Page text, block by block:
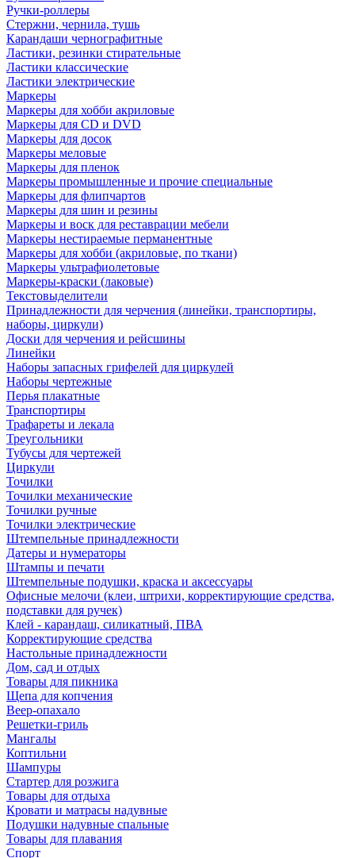
Ручки-роллеры
Стержни, чернила, тушь
Карандаши чернографитные
Ластики, резинки стирательные
Ластики классические
Ластики электрические
Маркеры
Маркеры для хобби акриловые
Маркеры для CD и DVD
Маркеры для досок
Маркеры меловые
Маркеры для пленок
Маркеры промышленные и прочие специальные
Маркеры для флипчартов
Маркеры для шин и резины
Маркеры и воск для реставрации мебели
Маркеры нестираемые перманентные
Маркеры для хобби (акриловые, по ткани)
Маркеры ультрафиолетовые
Маркеры-краски (лаковые)
Текстовыделители
Принадлежности для черчения (линейки, транспортиры,
наборы, циркули)
Доски для черчения и рейсшины
Линейки
Наборы запасных грифелей для циркулей
Наборы чертежные
Перья плакатные
Транспортиры
Трафареты и лекала
Треугольники
Тубусы для чертежей
Циркули
Точилки
Точилки механические
Точилки ручные
Точилки электрические
Штемпельные принадлежности
Датеры и нумераторы
Штампы и печати
Штемпельные подушки, краска и аксессуары
Офисные мелочи (клеи, штрихи, корректирующие средства,
подставки для ручек)
Клей - карандаш, силикатный, ПВА
Корректирующие средства
Настольные принадлежности
Дом, сад и отдых
Товары для пикника
Щепа для копчения
Веер-опахало
Решетки-гриль
Мангалы
Коптильни
Шампуры
Стартер для розжига
Товары для отдыха
Кровати и матрасы надувные
Подушки надувные спальные
Товары для плавания
Спорт